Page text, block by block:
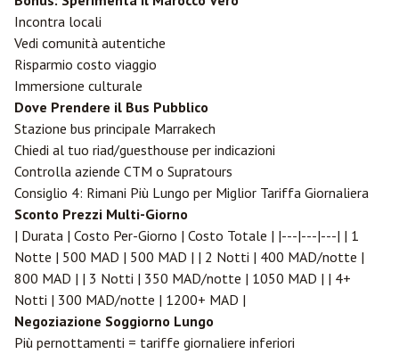
Incontra locali
Vedi comunità autentiche
Risparmio costo viaggio
Immersione culturale
Dove Prendere il Bus Pubblico
Stazione bus principale Marrakech
Chiedi al tuo riad/guesthouse per indicazioni
Controlla aziende CTM o Supratours
Consiglio 4: Rimani Più Lungo per Miglior Tariffa Giornaliera
Sconto Prezzi Multi-Giorno
| Durata | Costo Per-Giorno | Costo Totale | |---|---|---| | 1
Notte | 500 MAD | 500 MAD | | 2 Notti | 400 MAD/notte |
800 MAD | | 3 Notti | 350 MAD/notte | 1050 MAD | | 4+
Notti | 300 MAD/notte | 1200+ MAD |
Negoziazione Soggiorno Lungo
Più pernottamenti = tariffe giornaliere inferiori